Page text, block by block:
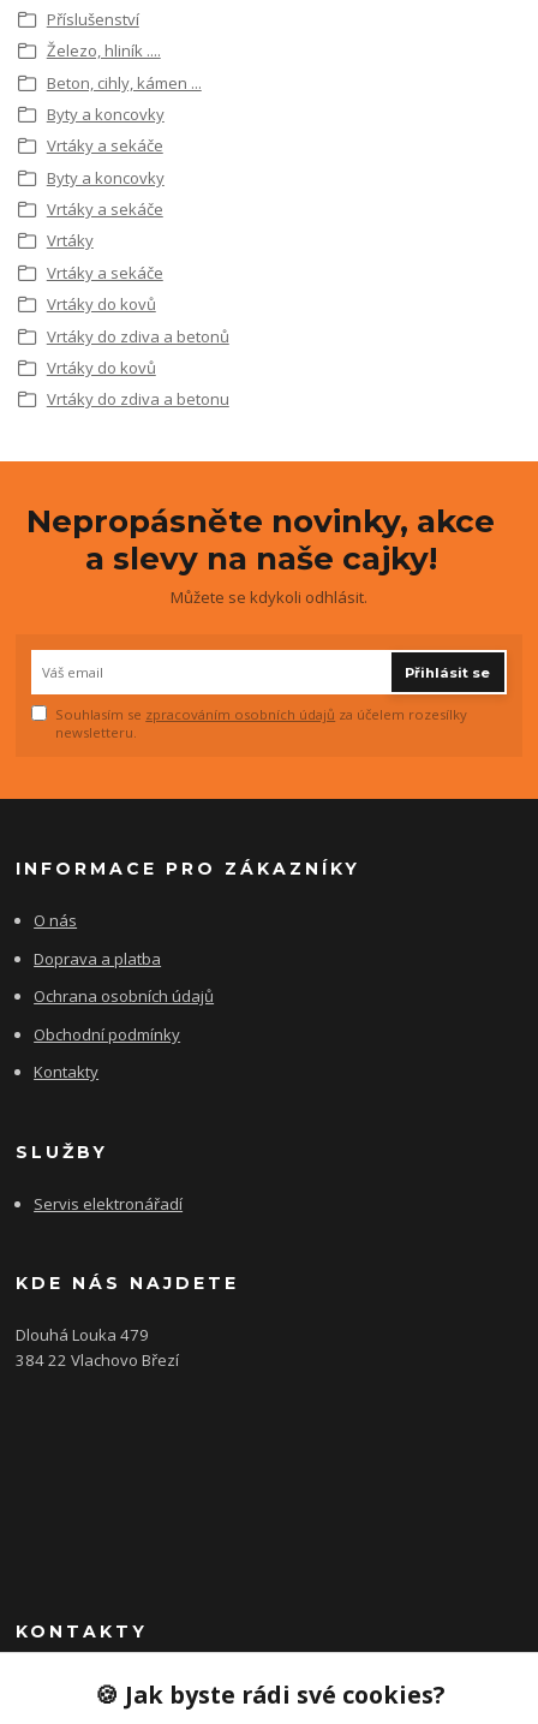
Příslušenství
Železo, hliník ....
Beton, cihly, kámen ...
Byty a koncovky
Vrtáky a sekáče
Byty a koncovky
Vrtáky a sekáče
Vrtáky
Vrtáky a sekáče
Vrtáky do kovů
Vrtáky do zdiva a betonů
Vrtáky do kovů
Vrtáky do zdiva a betonu
Nepropásněte novinky, akce
a slevy na naše cajky!
Můžete se kdykoli odhlásit.
Přihlásit se
Souhlasím se zpracováním osobních údajů za účelem rozesílky
newsletteru.
INFORMACE PRO ZÁKAZNÍKY
O nás
Doprava a platba
Ochrana osobních údajů
Obchodní podmínky
Kontakty
SLUŽBY
Servis elektronářadí
KDE NÁS NAJDETE
Dlouhá Louka 479
384 22 Vlachovo Březí
KONTAKTY
+420 792 757 523🍪 Jak byste rádi své cookies?